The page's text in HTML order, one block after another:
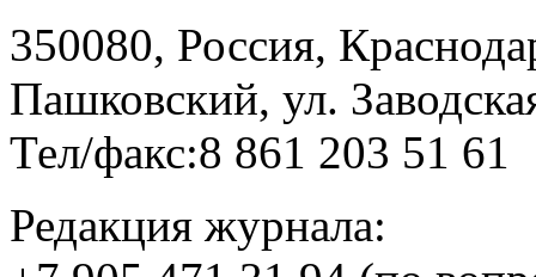
350080, Россия,
Пашковский, ул.
Тел/факс:8 861 203 51 61
Редакция журнала: